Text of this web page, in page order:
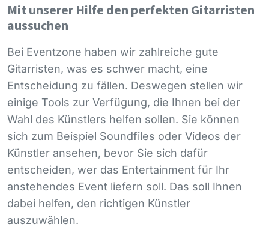
Mit unserer Hilfe den perfekten Gitarristen
aussuchen
Bei Eventzone haben wir zahlreiche gute
Gitarristen, was es schwer macht, eine
Entscheidung zu fällen. Deswegen stellen wir
einige Tools zur Verfügung, die Ihnen bei der
Wahl des Künstlers helfen sollen. Sie können
sich zum Beispiel Soundfiles oder Videos der
Künstler ansehen, bevor Sie sich dafür
entscheiden, wer das Entertainment für Ihr
anstehendes Event liefern soll. Das soll Ihnen
dabei helfen, den richtigen Künstler
auszuwählen.